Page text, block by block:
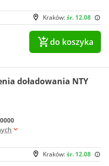
Kraków:śr. 12.08
do koszyka
doładowania NTY
Kraków:śr. 12.08